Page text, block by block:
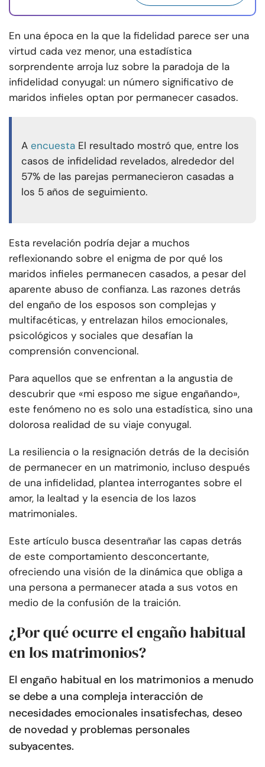
En una época en la que la fidelidad parece ser una
virtud cada vez menor, una estadística
sorprendente arroja luz sobre la paradoja de la
infidelidad conyugal: un número significativo de
maridos infieles optan por permanecer casados.
A encuesta El resultado mostró que, entre los
casos de infidelidad revelados, alrededor del
57% de las parejas permanecieron casadas a
los 5 años de seguimiento.
Esta revelación podría dejar a muchos
reflexionando sobre el enigma de por qué los
maridos infieles permanecen casados, a pesar del
aparente abuso de confianza. Las razones detrás
del engaño de los esposos son complejas y
multifacéticas, y entrelazan hilos emocionales,
psicológicos y sociales que desafían la
comprensión convencional.
Para aquellos que se enfrentan a la angustia de
descubrir que «mi esposo me sigue engañando»,
este fenómeno no es solo una estadística, sino una
dolorosa realidad de su viaje conyugal.
La resiliencia o la resignación detrás de la decisión
de permanecer en un matrimonio, incluso después
de una infidelidad, plantea interrogantes sobre el
amor, la lealtad y la esencia de los lazos
matrimoniales.
Este artículo busca desentrañar las capas detrás
de este comportamiento desconcertante,
ofreciendo una visión de la dinámica que obliga a
una persona a permanecer atada a sus votos en
medio de la confusión de la traición.
¿Por qué ocurre el engaño habitual
en los matrimonios?
El engaño habitual en los matrimonios a menudo
se debe a una compleja interacción de
necesidades emocionales insatisfechas, deseo
de novedad y problemas personales
subyacentes.